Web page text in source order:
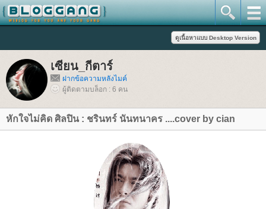
เซียน_กีตาร์
ฝากข้อความหลังไมค์
ผู้ติดตามบล็อก : 6 คน
หักใจไม่คิด ศิลปิน : ชรินทร์ นันทนาคร ....cover by cian